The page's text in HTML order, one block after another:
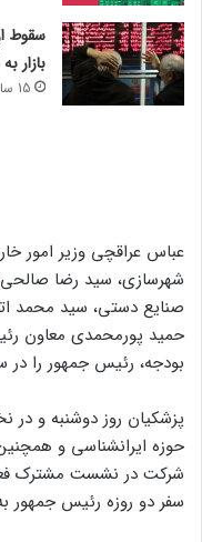
بازار
15 ساعت پیش
عباس عراقچی وزیر امور
شهرسازی، سید رضا صالحی
صنایع دستی، سید محمد
حمید پورمحمدی معاون
بودجه، رئیس جمهور را در
پزشکیان روز دوشنبه و در
حوزه ایرانشناسی و
شرکت در نشست مشترک
سفر دو روزه رئیس جمهور